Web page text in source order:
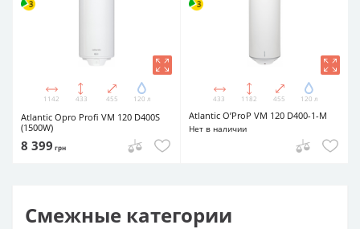
1142 433 455 120 л
Atlantic Opro Profi VM 120 D400S
(1500W)
8 399 грн
433 1182 455 120 л
Atlantic O’ProP VM 120 D400-1-M
Нет в наличии
Смежные категории